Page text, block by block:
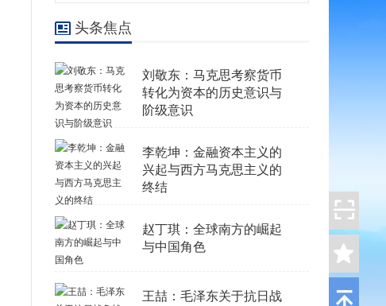
头条焦点
刘敬东：马克思考察货币
转化为资本的历史意识与
阶级意识
李乾坤：金融资本主义的
兴起与西方马克思主义的
终结
赵丁琪：全球南方的崛起
与中国角色
王喆：毛泽东关于抗日战